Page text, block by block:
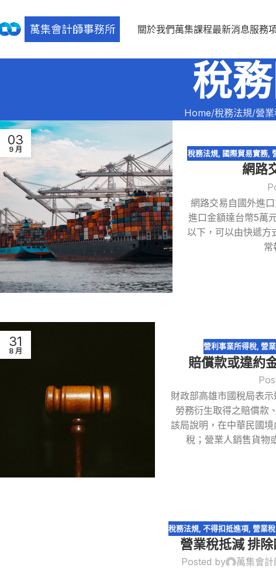
關於我們萬集課程最新消息服務
稅
Home 稅務法規 營業
03
9 月 稅務法規, 國際貿易實務,
賣
網路
網路交易自國外進
進口金額達台幣5萬
以下，可以由快遞方
常
31
8 月
營利事業所得稅,營
賠償款或違約
財政部高雄市國稅局表
勞務衍生取得之賠償款
該局說明，在中華民國
稅；營業人銷售貨物
稅務法規, 不得扣抵進項, 營業稅,
營業稅抵減 排
Posted by
萬集會